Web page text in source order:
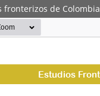
de Colombia